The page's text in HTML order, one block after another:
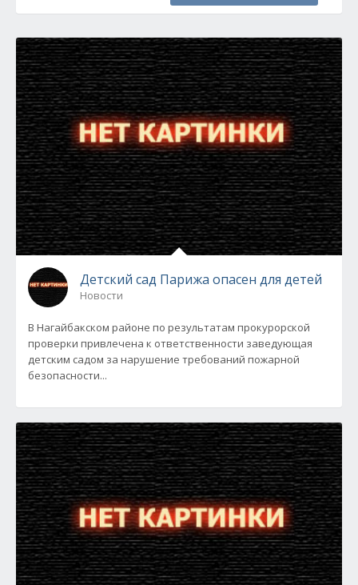
Детский сад Парижа опасен для детей
Новости
В Нагайбакском районе по результатам прокурорской
проверки привлечена к ответственности заведующая
детским садом за нарушение требований пожарной
безопасности...